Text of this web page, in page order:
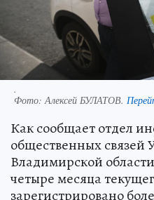
.
Фото:Алексей БУЛАТОВ.
Как сообщает отдел
общественных
Владимирской
четыре месяца
зарегистрировано